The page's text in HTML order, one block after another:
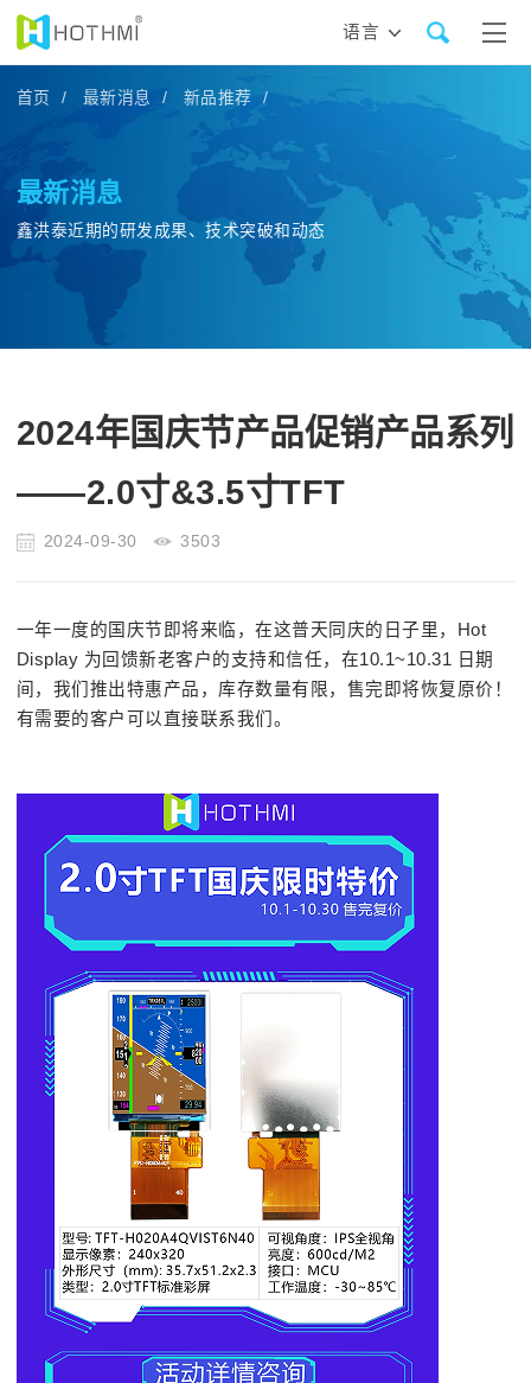
语言
最新消息
鑫洪泰近期的研发成果、技术突破和动态
首页 / 最新消息 / 新品推荐 /
2024年国庆节产品促销产品系列
——2.0寸&3.5寸TFT
2024-09-30 3503
一年一度的国庆节即将来临，在这普天同庆的日子里，Hot
Display 为回馈新老客户的支持和信任，在10.1~10.31 日期
间，我们推出特惠产品，库存数量有限，售完即将恢复原价！
有需要的客户可以直接联系我们。